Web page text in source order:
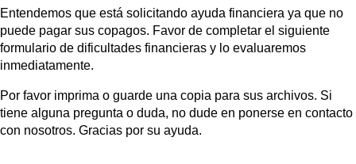
Entendemos que está solicitando ayuda financiera ya que no
puede pagar sus copagos. Favor de completar el siguiente
formulario de dificultades financieras y lo evaluaremos
inmediatamente.
Por favor imprima o guarde una copia para sus archivos. Si
tiene alguna pregunta o duda, no dude en ponerse en contacto
con nosotros. Gracias por su ayuda.